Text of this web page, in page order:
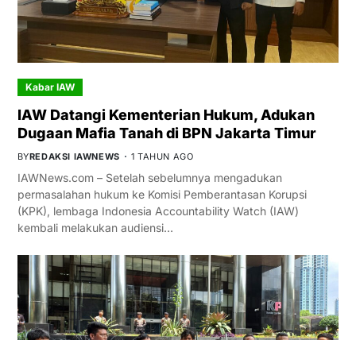
Kabar IAW
IAW Datangi Kementerian Hukum, Adukan
Dugaan Mafia Tanah di BPN Jakarta Timur
BYREDAKSI IAWNEWS 1 TAHUN AGO
IAWNews.com – Setelah sebelumnya mengadukan
permasalahan hukum ke Komisi Pemberantasan Korupsi
(KPK), lembaga Indonesia Accountability Watch (IAW)
kembali melakukan audiensi…